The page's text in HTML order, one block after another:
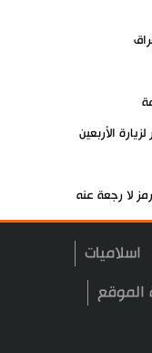
الأربعين
لا رجعة عنه
في رحاب الثقافة
إيران منتصرة
اسلاميات
الموقع